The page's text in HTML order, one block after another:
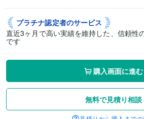
プラチナ認定者のサービス
直近3ヶ月で高い実績を維持した、信頼性
です
購入画面に進む
無料で見積り相談